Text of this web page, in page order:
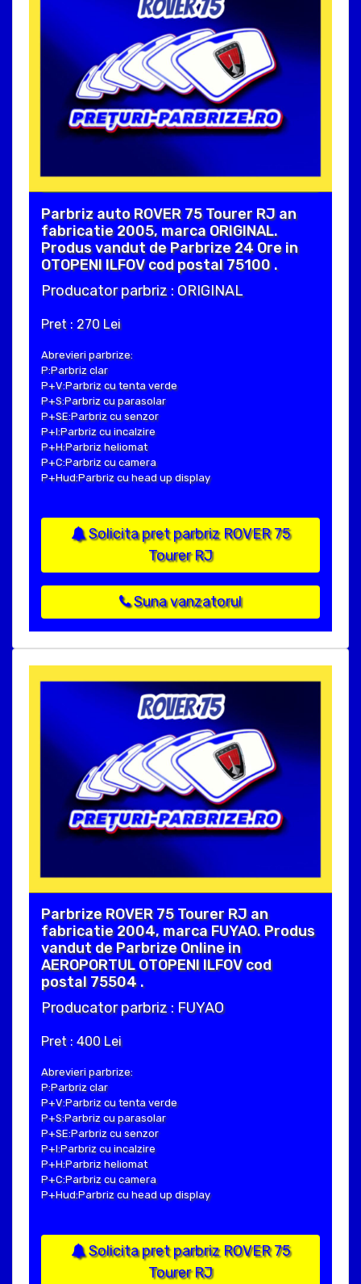
Parbriz auto ROVER 75 Tourer RJ an
fabricatie 2005, marca ORIGINAL.
Produs vandut de Parbrize 24 Ore in
OTOPENI ILFOV cod postal 75100 .
Producator parbriz : ORIGINAL
Pret : 270 Lei
Abrevieri parbrize:
P:Parbriz clar
P+V:Parbriz cu tenta verde
P+S:Parbriz cu parasolar
P+SE:Parbriz cu senzor
P+I:Parbriz cu incalzire
P+H:Parbriz heliomat
P+C:Parbriz cu camera
P+Hud:Parbriz cu head up display
Solicita pret parbriz ROVER 75
Tourer RJ
Suna vanzatorul
Parbrize ROVER 75 Tourer RJ an
fabricatie 2004, marca FUYAO. Produs
vandut de Parbrize Online in
AEROPORTUL OTOPENI ILFOV cod
postal 75504 .
Producator parbriz : FUYAO
Pret : 400 Lei
Abrevieri parbrize:
P:Parbriz clar
P+V:Parbriz cu tenta verde
P+S:Parbriz cu parasolar
P+SE:Parbriz cu senzor
P+I:Parbriz cu incalzire
P+H:Parbriz heliomat
P+C:Parbriz cu camera
P+Hud:Parbriz cu head up display
Solicita pret parbriz ROVER 75
Tourer RJ